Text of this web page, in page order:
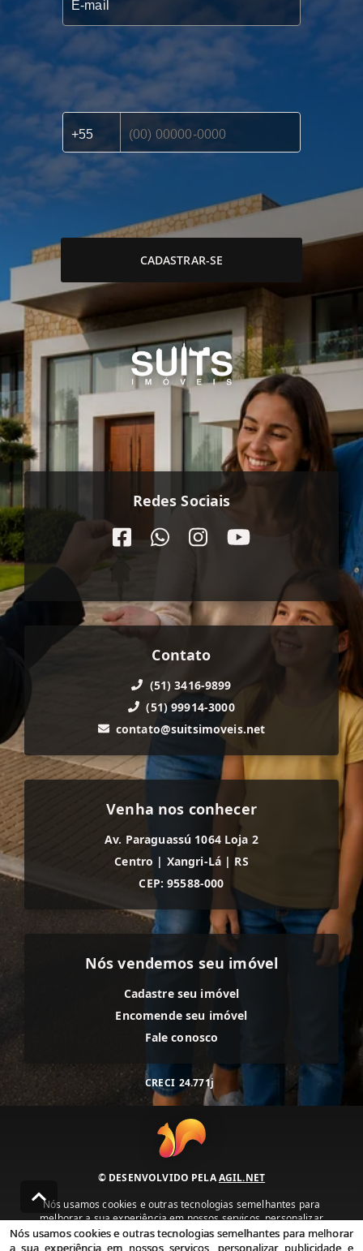
CADASTRAR-SE
Redes Sociais
Contato
(51) 3416-9899
(51) 99914-3000
contato@suitsimoveis.net
Venha nos conhecer
Av. Paraguassú 1064 Loja 2
Centro | Xangri-Lá | RS
CEP: 95588-000
Nós vendemos seu imóvel
Cadastre seu imóvel
Encomende seu imóvel
Fale conosco
CRECI 24.771j
© DESENVOLVIDO PELAAGIL.NET
Nós usamos cookies e outras tecnologias semelhantes para
melhorar a sua experiência em nossos serviços, personalizar
publicidade e recomendar conteúdo de seu interesse. Ao utilizar
nossos serviços, você concorda com nossa política de privacidade e
Nós usamos cookies e outras tecnologias semelhantes para melhorar
a sua experiência em nossos serviços, personalizar publicidade e